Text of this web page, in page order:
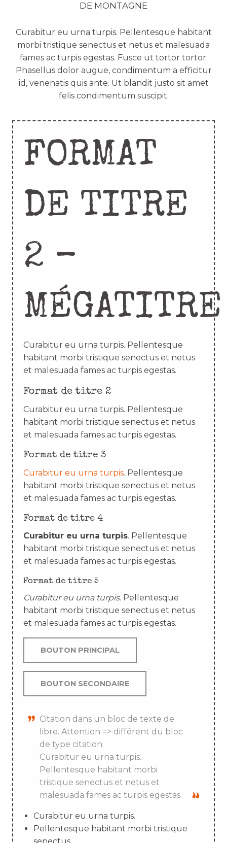
DE MONTAGNE
Curabitur eu urna turpis. Pellentesque habitant
morbi tristique senectus et netus et malesuada
fames ac turpis egestas. Fusce ut tortor tortor.
Phasellus dolor augue, condimentum a efficitur
id, venenatis quis ante. Ut blandit justo sit amet
felis condimentum suscipit.
FORMAT
DE TITRE
2 –
MÉGATITRE
Curabitur eu urna turpis. Pellentesque
habitant morbi tristique senectus et netus
et malesuada fames ac turpis egestas.
Format de titre 2
Curabitur eu urna turpis. Pellentesque
habitant morbi tristique senectus et netus
et malesuada fames ac turpis egestas.
Format de titre 3
Curabitur eu urna turpis. Pellentesque
habitant morbi tristique senectus et netus
et malesuada fames ac turpis egestas.
Format de titre 4
Curabitur eu urna turpis. Pellentesque
habitant morbi tristique senectus et netus
et malesuada fames ac turpis egestas.
Format de titre 5
Curabitur eu urna turpis. Pellentesque
habitant morbi tristique senectus et netus
et malesuada fames ac turpis egestas.
BOUTON PRINCIPAL
BOUTON SECONDAIRE
Citation dans un bloc de texte de
libre. Attention => différent du bloc
de type citation.
Curabitur eu urna turpis.
Pellentesque habitant morbi
tristique senectus et netus et
malesuada fames ac turpis egestas.
Curabitur eu urna turpis.
Pellentesque habitant morbi tristique